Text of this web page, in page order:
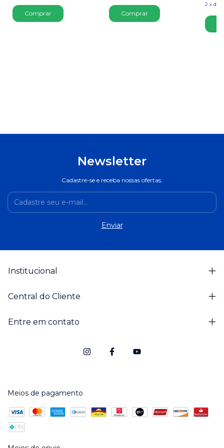
Comprar
2 x de
Newsletter
Cadastre-se e receba nossas ofertas.
Institucional
Central do Cliente
Entre em contato
Meios de pagamento